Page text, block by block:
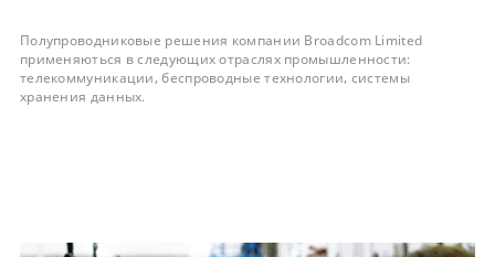
Полупроводниковые решения компании Broadcom Limited
применяються в следующих отраслях промышленности:
телекоммуникации, беспроводные технологии, системы
хранения данных.